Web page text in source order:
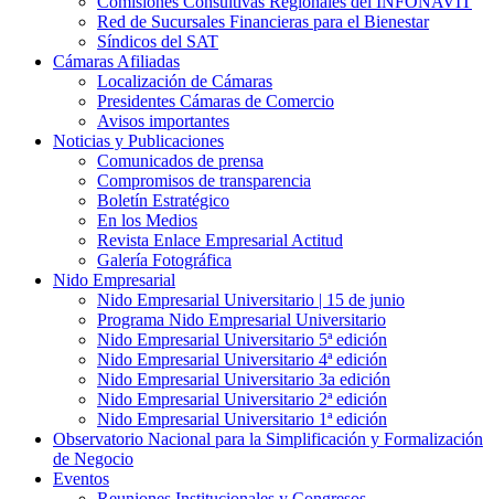
Red de Sucursales Financieras para el Bienestar
Síndicos del SAT
Cámaras Afiliadas
Localización de Cámaras
Presidentes Cámaras de Comercio
Avisos importantes
Noticias y Publicaciones
Comunicados de prensa
Compromisos de transparencia
Boletín Estratégico
En los Medios
Revista Enlace Empresarial Actitud
Galería Fotográfica
Nido Empresarial
Nido Empresarial Universitario | 15 de junio
Programa Nido Empresarial Universitario
Nido Empresarial Universitario 5ª edición
Nido Empresarial Universitario 4ª edición
Nido Empresarial Universitario 3a edición
Nido Empresarial Universitario 2ª edición
Nido Empresarial Universitario 1ª edición
Observatorio Nacional para la Simplificación y Formalización
de Negocio
Eventos